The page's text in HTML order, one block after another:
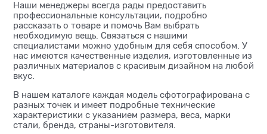
Наши менеджеры всегда рады предоставить
профессиональные консультации, подробно
рассказать о товаре и помочь Вам выбрать
необходимую вещь. Связаться с нашими
специалистами можно удобным для себя способом. У
нас имеются качественные изделия, изготовленные из
различных материалов с красивым дизайном на любой
вкус.
В нашем каталоге каждая модель сфотографирована с
разных точек и имеет подробные технические
характеристики с указанием размера, веса, марки
стали, бренда, страны-изготовителя.